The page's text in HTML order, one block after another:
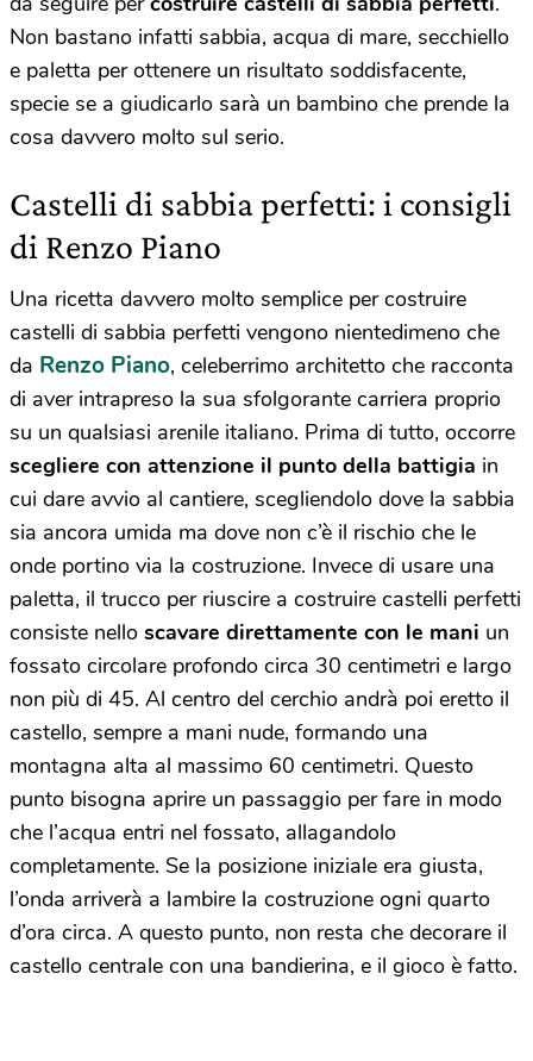
Non bastano infatti sabbia, acqua di mare, secchiello
e paletta per ottenere un risultato soddisfacente,
specie se a giudicarlo sarà un bambino che prende la
cosa davvero molto sul serio.
Castelli di sabbia perfetti: i consigli
di Renzo Piano
Una ricetta davvero molto semplice per costruire
castelli di sabbia perfetti vengono nientedimeno che
da Renzo Piano, celeberrimo architetto che racconta
di aver intrapreso la sua sfolgorante carriera proprio
su un qualsiasi arenile italiano. Prima di tutto, occorre
scegliere con attenzione il punto della battigia in
cui dare avvio al cantiere, scegliendolo dove la sabbia
sia ancora umida ma dove non c’è il rischio che le
onde portino via la costruzione. Invece di usare una
paletta, il trucco per riuscire a costruire castelli perfetti
consiste nello scavare direttamente con le mani un
fossato circolare profondo circa 30 centimetri e largo
non più di 45. Al centro del cerchio andrà poi eretto il
castello, sempre a mani nude, formando una
montagna alta al massimo 60 centimetri. Questo
punto bisogna aprire un passaggio per fare in modo
che l’acqua entri nel fossato, allagandolo
completamente. Se la posizione iniziale era giusta,
l’onda arriverà a lambire la costruzione ogni quarto
d’ora circa. A questo punto, non resta che decorare il
castello centrale con una bandierina, e il gioco è fatto.